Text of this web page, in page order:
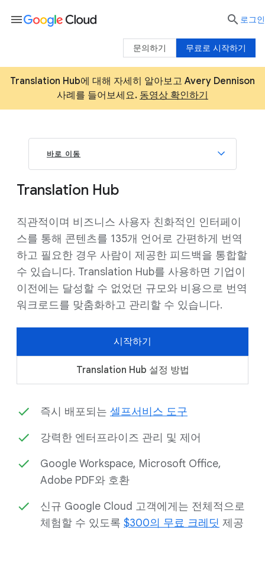
Translation Hub에 대해 자세히 알아보고 Avery Dennison
사례를 들어보세요. 동영상 확인하기
바로 이동
Translation Hub
직관적이며 비즈니스 사용자 친화적인 인터페이
스를 통해 콘텐츠를 135개 언어로 간편하게 번역
하고 필요한 경우 사람이 제공한 피드백을 통합할
수 있습니다. Translation Hub를 사용하면 기업이
이전에는 달성할 수 없었던 규모와 비용으로 번역
워크로드를 맞춤화하고 관리할 수 있습니다.
시작하기
Translation Hub 설정 방법
즉시 배포되는 셀프서비스 도구
강력한 엔터프라이즈 관리 및 제어
Google Workspace, Microsoft Office,
Adobe PDF와 호환
신규 Google Cloud 고객에게는 전체적으로
체험할 수 있도록 $300의 무료 크레딧 제공
menu  로그인
무료로 시작하기
문의하기